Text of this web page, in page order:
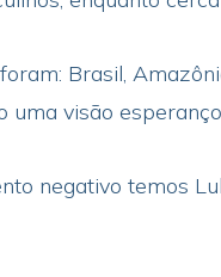
Brasil,
visão
negativo temos